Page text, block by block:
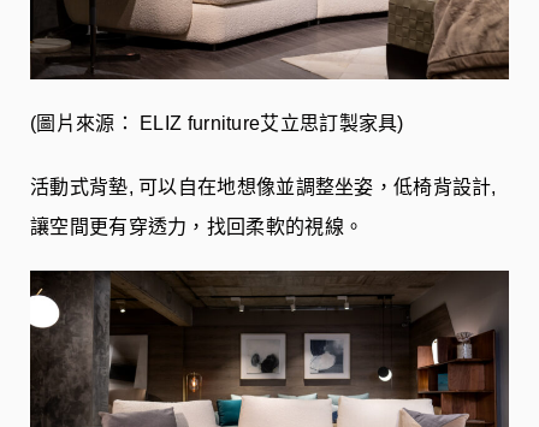
(圖片來源： ELIZ furniture艾立思訂製家具)
活動式背墊, 可以自在地想像並調整坐姿，低椅背設計,
讓空間更有穿透力，找回柔軟的視線。